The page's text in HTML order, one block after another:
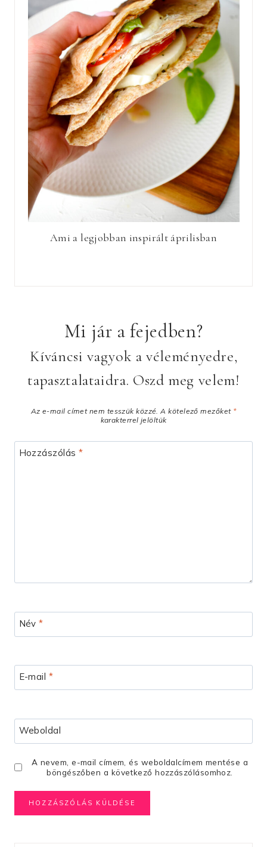
Ami a legjobban inspirált áprilisban
Mi jár a fejedben?
Kíváncsi vagyok a véleményedre,
tapasztalataidra. Oszd meg velem!
Az e-mail címet nem tesszük közzé. A kötelező mezőket *
karakterrel jelöltük
Hozzászólás *
Név*
E-mail *
Weboldal
A nevem, e-mail címem, és weboldalcímem mentése a
böngészőben a következő hozzászólásomhoz.